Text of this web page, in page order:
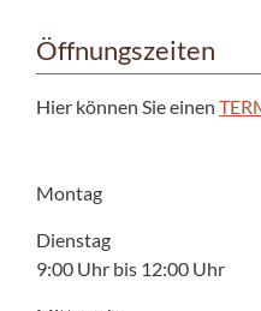
Öffnungszeiten
Hier können Sie einen
Montag
Dienstag
9:00 Uhr bis 12:00 Uhr